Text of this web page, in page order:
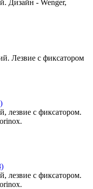
Дизайн - Wenger,
Лезвие с фиксатором
лезвие с фиксатором.
лезвие с фиксатором.